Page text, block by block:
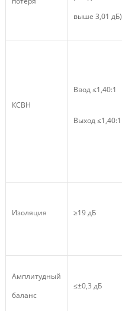
выше 3,01 дБ)
КСВН
Ввод ≤1,40:1
Выход ≤1,40:1
Изоляция ≥19 дБ
Амплитудный
баланс
≤±0,3 дБ